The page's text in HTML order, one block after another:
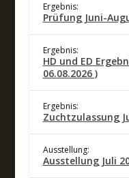
Ergebnis:
Prüfung Juni-
Ergebnis:
HD und ED
06.08.2026 )
Ergebnis:
Zuchtzulassung
Ausstellung:
Ausstellung Juli